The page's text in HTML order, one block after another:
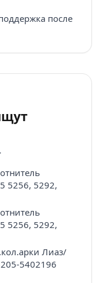
после
5256, 5292,
5256, 5292,
Лиаз/
5402196